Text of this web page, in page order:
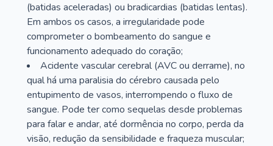
(batidas aceleradas) ou bradicardias (batidas lentas).
Em ambos os casos, a irregularidade pode
comprometer o bombeamento do sangue e
funcionamento adequado do coração;
Acidente vascular cerebral (AVC ou derrame), no
qual há uma paralisia do cérebro causada pelo
entupimento de vasos, interrompendo o fluxo de
sangue. Pode ter como sequelas desde problemas
para falar e andar, até dormência no corpo, perda da
visão, redução da sensibilidade e fraqueza muscular;